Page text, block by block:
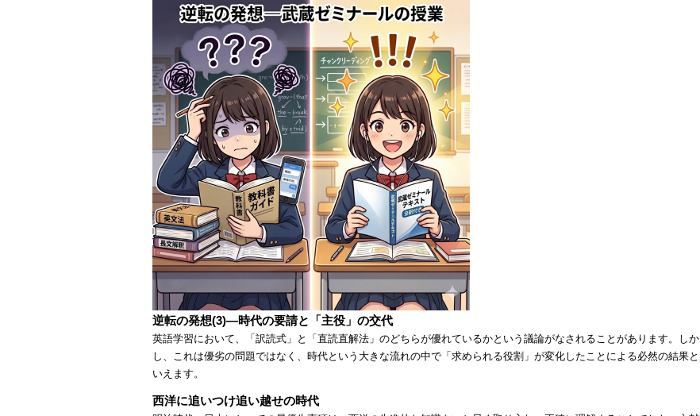
逆転の発想(3)―時代の要請と「主役」の交代
英語学習において、「訳読式」と「直読直解法」のどちらが優れているかという議論がなされることがあります。しか
し、これは優劣の問題ではなく、時代という大きな流れの中で「求められる役割」が変化したことによる必然の結果と
いえます。
西洋に追いつけ追い越せの時代